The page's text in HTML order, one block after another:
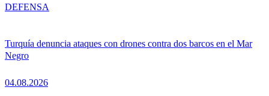
Turquía denuncia ataques con drones contra dos barcos en el Mar
Negro
04.08.2026
DEFENSA